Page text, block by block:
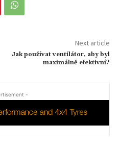
Next article
Jak používat ventilátor, aby byl
maximálně efektivní?
-